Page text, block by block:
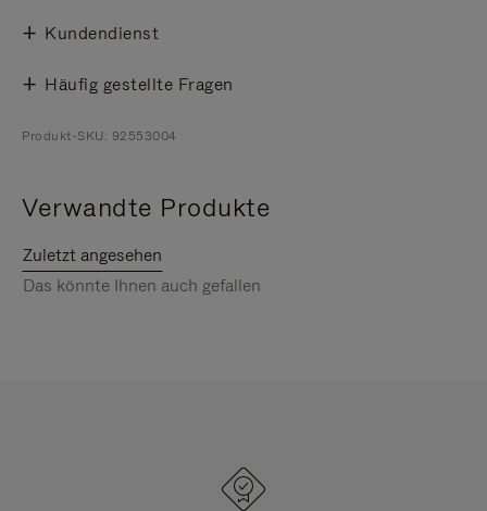
Kundendienst
Häufig gestellte Fragen
Produkt-SKU: 92553004
Verwandte Produkte
Zuletzt angesehen
Das könnte Ihnen auch gefallen